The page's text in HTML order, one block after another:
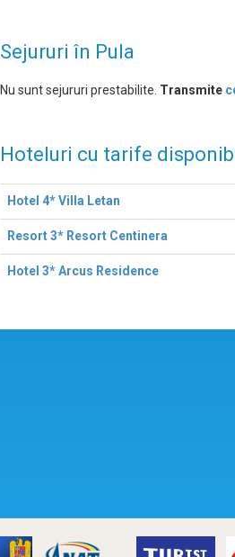
Sejururi în Pula
Nu sunt sejururi prestabilite. Transmite
Hoteluri cu tarife
Hotel 4* Villa Letan
Resort 3* Resort Centinera
Hotel 3* Arcus Residence